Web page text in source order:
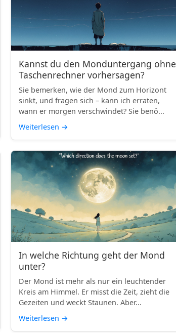
Kannst du den Monduntergang ohne
Taschenrechner vorhersagen?
Sie bemerken, wie der Mond zum Horizont
sinkt, und fragen sich – kann ich erraten,
wann er morgen verschwindet? Sie benö...
Weiterlesen →
In welche Richtung geht der Mond
unter?
Der Mond ist mehr als nur ein leuchtender
Kreis am Himmel. Er misst die Zeit, zieht die
Gezeiten und weckt Staunen. Aber...
Weiterlesen →